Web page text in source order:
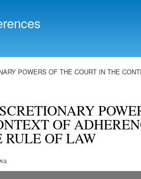
content
POWERS OF THE COURT IN THE
OF
RULE OF LAW